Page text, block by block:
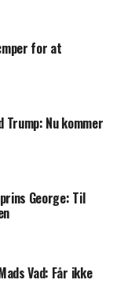
for at
Nu kommer
George: Til
Vad: Får ikke